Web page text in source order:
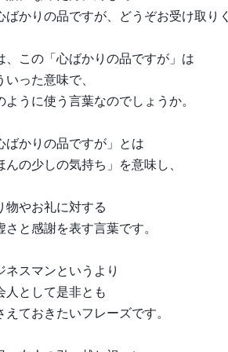
ばかりの品ですが、どうぞお受け取り
、この「心ばかりの品ですが」は
いった意味で、
ように使う言葉なのでしょうか。
ばかりの品ですが」とは
んの少しの気持ち」を意味し、
物やお礼に対する
さと感謝を表す言葉です。
ネスマンというより
人として是非とも
えておきたいフレーズです。